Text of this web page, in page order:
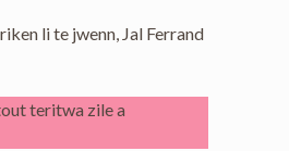
li te jwenn, Jal Ferrand
teritwa zile a